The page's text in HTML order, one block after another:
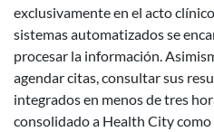
exclusivamente en el acto
sistemas automatizados se
procesar la información.
agendar citas, consultar sus
integrados en menos de tres
consolidado a Health City